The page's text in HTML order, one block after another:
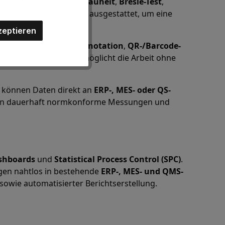
Standards ausgestattet, um eine
Foto-Annotation, QR-/Barcode-
ermöglicht die Arbeit ohne
können Daten direkt an ERP-, MES- oder QS-
dauerhaft normkonforme Messungen und
und Statistical Process Control (SPC).
nahtlos in bestehende ERP-, MES- und QMS-
automatisierter Berichtserstellung.